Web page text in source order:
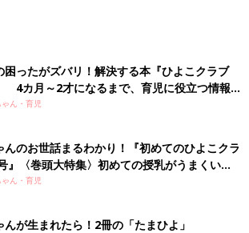
困ったがズバリ！解決する本『ひよこクラブ
4カ月～2才になるまで、育児に役立つ情報が
い！
ん・育児
んのお世話まるわかり！『初めてのひよこクラ
』〈巻頭大特集〉初めての授乳がうまくい
っぱい・ミルクの基本と夏のトラブル 解決テ
ん・育児
んが生まれたら！2冊の「たまひよ」